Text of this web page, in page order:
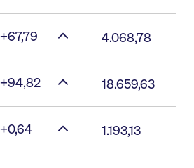
+67,79 4.068,78
+94,82 18.659,63
+0,64 1.193,13